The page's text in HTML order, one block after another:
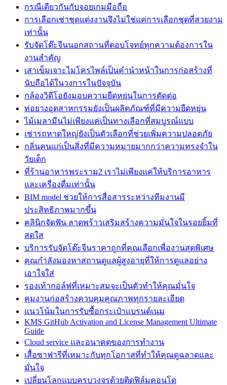
กรณีเดียวกันกับจอยเกมมือถือ
การเลือกเช่าชุดแต่งงานจึงไม่ใช่แค่การเลือกชุดที่สวยงาม
เท่านั้น
รับจัดโต๊ะจีนนอกสถานที่ตอบโจทย์ทุกความต้องการใน
งานสำคัญ
เสาเข็มเจาะไมโครไพล์เป็นคำนำหน้าในการก่อสร้างที่
นับถือได้ในวงการในปัจจุบัน
กล้องวิดีโอยังมอบความยืดหยุ่นในการตัดต่อ
ท่อยางอุตสาหกรรมยังเป็นผลิตภัณฑ์ที่มีความยืดหยุ่น
ไม้เมลามีนไม่เพียงแค่เป็นทางเลือกที่สมบูรณ์แบบ
เช่ารถหาดใหญ่ยังเป็นตัวเลือกที่ช่วยเพิ่มความปลอดภัย
กลิ่นคนแก่เป็นสิ่งที่มีความหมายมากกว่าความทรงจำใน
วัยเด็ก
ที่ร้านอาหารพระราม2 เราไม่เพียงแค่ให้บริการอาหาร
และเครื่องดื่มเท่านั้น
BIM model ช่วยให้การสื่อสารระหว่างทีมงานมี
ประสิทธิภาพมากขึ้น
คลินิกจัดฟัน ลาดพร้าวเสริมสร้างความมั่นใจในรอยยิ้มที่
สดใส
บริการรับจัดโต๊ะจีนราคาถูกที่คุณเลือกเพื่องานสุดพิเศษ
คุณกำลังมองหาสถานดูแลผู้สูงอายุที่ให้การดูแลอย่าง
เอาใจใส่
รองเท้ากอล์ฟที่เหมาะสมจะเป็นตัวทำให้คุณมั่นใจ
คุมงานก่อสร้างควบคุมคุณภาพทุกรายละเอียด
แนวโน้มในการรับซื้อกระเป๋าแบรนด์เนม
KMS GitHub Activation and License Management Ultimate
Guide
Cloud service และอนาคตของการทำงาน
เสื้อซาฟารีที่เหมาะกับทุกโอกาสที่ทำให้คุณดูฉลาดและ
มั่นใจ
เปลี่ยนโลกแบบครบวงจรด้วยติดฟิล์มคอนโด